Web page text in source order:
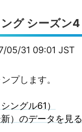
グ シーズン4
05/31 09:01 JST
プします。
ングル61）
）のデータを見る